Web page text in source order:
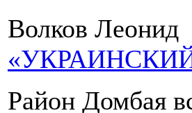
Волков Леонид
Район Домбая